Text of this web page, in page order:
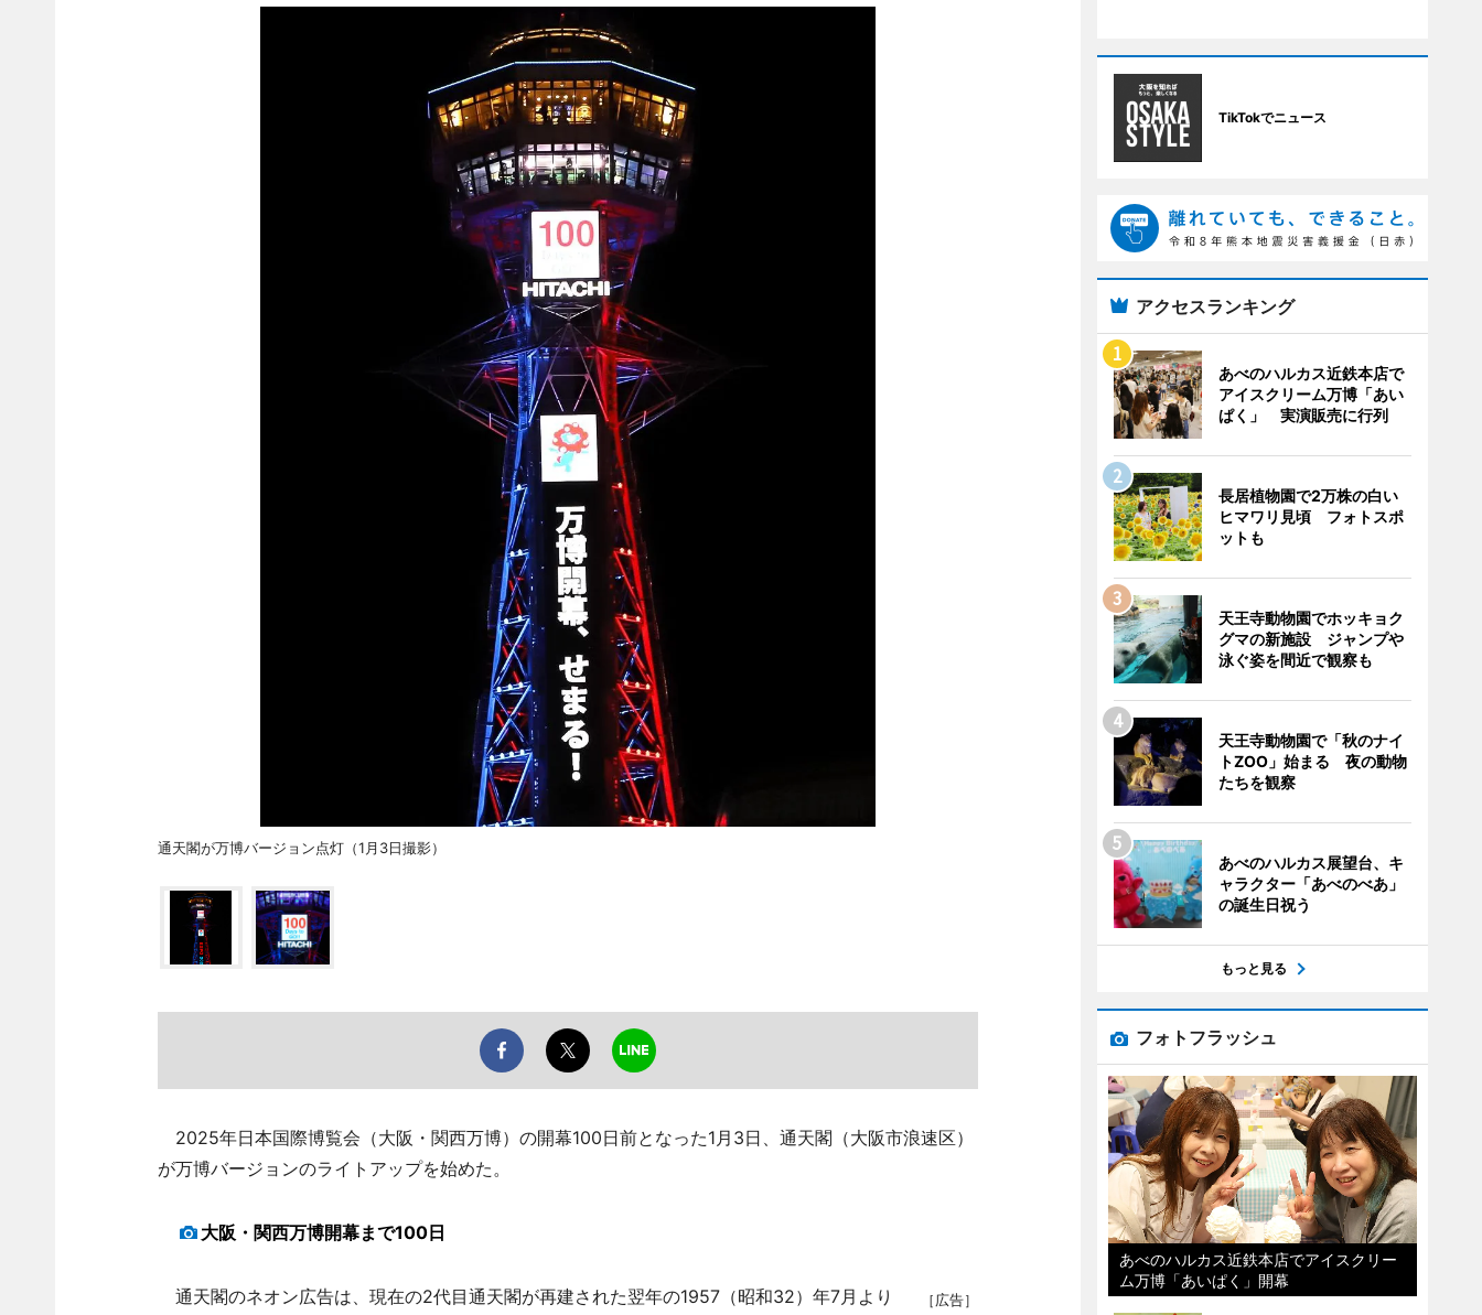
通天閣が万博バージョン点灯（1月3日撮影）
2025年日本国際博覧会（大阪・関西万博）の開幕100日前となった1月3日、通天閣（大阪市浪速区）
が万博バージョンのライトアップを始めた。
大阪・関西万博開幕まで100日
［広告］
通天閣のネオン広告は、現在の2代目通天閣が再建された翌年の1957（昭和32）年7月より
TikTokでニュース
アクセスランキング
あべのハルカス近鉄本店で
アイスクリーム万博「あい
ぱく」 実演販売に行列
長居植物園で2万株の白い
ヒマワリ見頃 フォトスポ
ットも
天王寺動物園でホッキョク
グマの新施設 ジャンプや
泳ぐ姿を間近で観察も
天王寺動物園で「秋のナイ
トZOO」始まる 夜の動物
たちを観察
あべのハルカス展望台、キ
ャラクター「あべのべあ」
の誕生日祝う
もっと見る
フォトフラッシュ
あべのハルカス近鉄本店でアイスクリー
ム万博「あいぱく」開幕